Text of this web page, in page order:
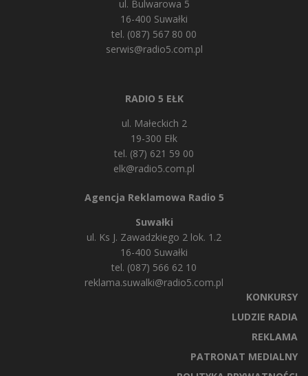
ul. Bulwarowa 5
16-400 Suwałki
tel. (087) 567 80 00
serwis@radio5.com.pl
RADIO 5 EŁK
ul. Małeckich 2
19-300 Ełk
tel. (87) 621 59 00
elk@radio5.com.pl
Agencja Reklamowa Radio 5
Suwałki
ul. Ks J. Zawadzkiego 2 lok. 1.2
16-400 Suwałki
tel. (087) 566 62 10
reklama.suwalki@radio5.com.pl
KONKURSY
LUDZIE RADIA
REKLAMA
PATRONAT MEDIALNY